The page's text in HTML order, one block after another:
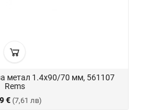
метал 1.4х90/70 мм, 561107
Rems
€ (7,61 лв)